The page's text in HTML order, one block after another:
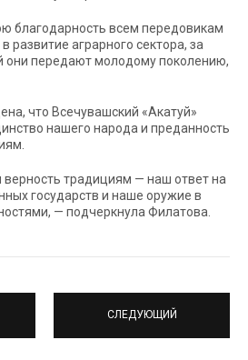
благодарность всем передовикам
развитие аграрного сектора, за
они передают молодому поколению,
что Всечувашский «Акатуй»
нашего народа и преданность
традициям — наш ответ на
государств и наше оружие в
— подчеркнула Филатова.
СЛЕДУЮЩИЙ